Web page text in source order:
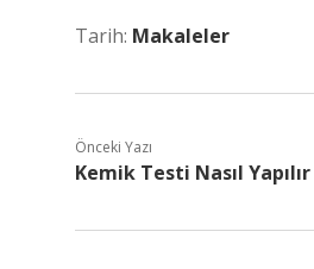
Tarih: Makaleler
Önceki Yazı
Kemik Testi Nasıl Yapılır